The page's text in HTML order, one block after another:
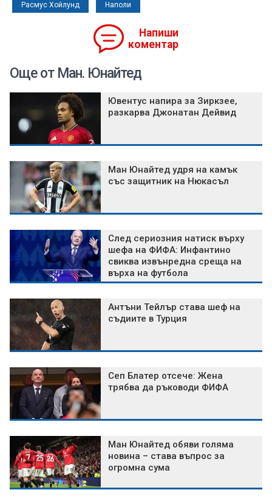
Расмус Хойлунд Наполи
Напиши
коментар
Още от Ман. Юнайтед
Ювентус напира за Зиркзее,
разкарва Джонатан Дейвид
Ман Юнайтед удря на камък
със защитник на Нюкасъл
След сериозния натиск върху
шефа на ФИФА: Инфантино
свиква извънредна среща на
върха на футбола
Антъни Тейлър става шеф на
съдиите в Турция
Сеп Блатер отсече: Жена
трябва да ръководи ФИФА
Ман Юнайтед обяви голяма
новина – става въпрос за
огромна сума